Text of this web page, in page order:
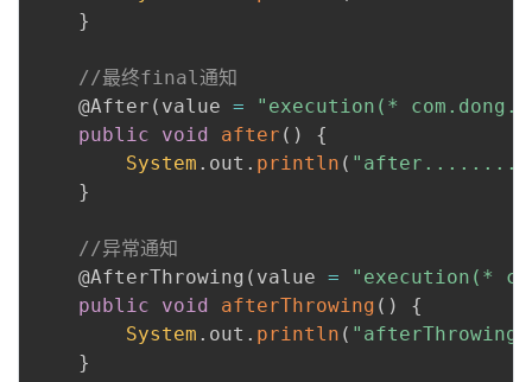
}
//最终final通知
@After ( value =
"execution(*
public
void after ( )
{
System . out . println ( "after........"
}
//异常通知
@AfterThrowing ( value =
"execution(*
public
void afterThrowing ( )
{
System . out . println (
}